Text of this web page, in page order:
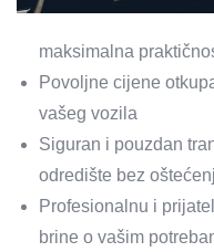
maksimalna
Povoljne cijene
vašeg vozila
Siguran i pouzdan
odredište bez
Profesionalnu i
brine o vašim